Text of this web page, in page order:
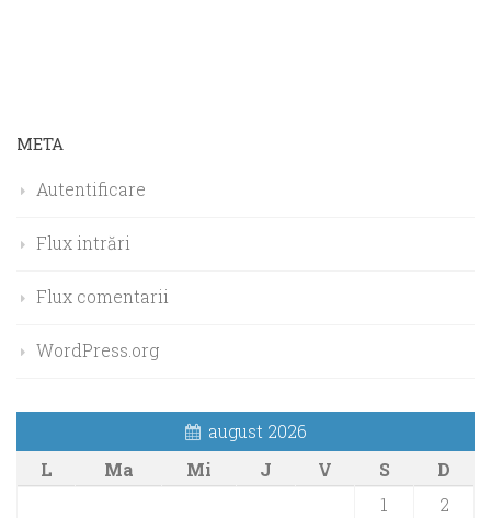
META
Autentificare
Flux intrări
Flux comentarii
WordPress.org
august 2026
L
Ma Mi J V S
D
1
2